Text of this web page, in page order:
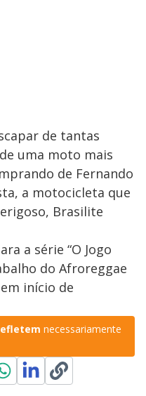
de tantas
uma moto mais
de Fernando
a motocicleta que
Brasilite
a série “O Jogo
do Afroreggae
início de
necessariamente